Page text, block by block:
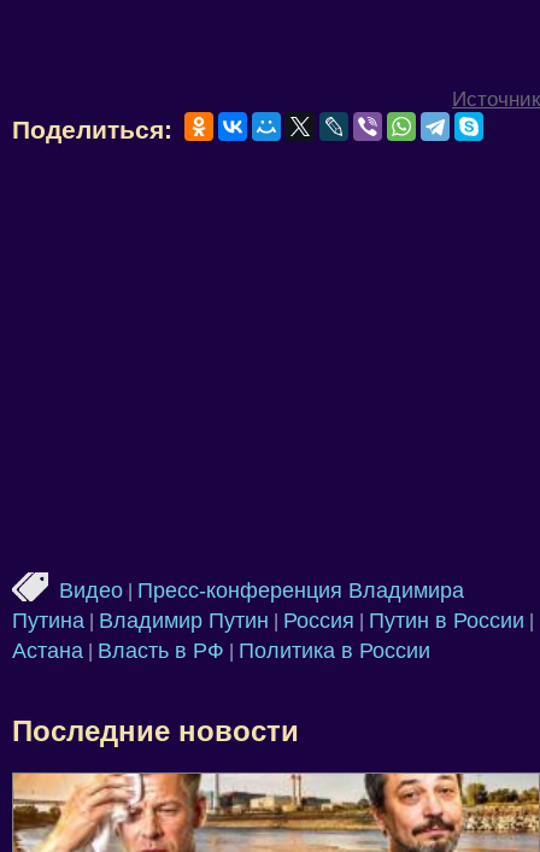
Источник
Поделиться:
Видео
Пресс-конференция Владимира
Путина
Владимир Путин Россия Путин в России
Астана Власть в РФ Политика в России
Последние новости